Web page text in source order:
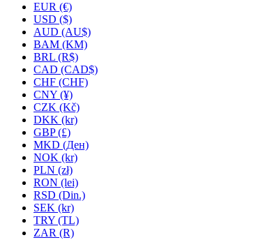
EUR (€)
USD ($)
AUD (AU$)
BAM (KM)
BRL (R$)
CAD (CAD$)
CHF (CHF)
CNY (¥)
CZK (Kč)
DKK (kr)
GBP (£)
MKD (Ден)
NOK (kr)
PLN (zł)
RON (lei)
RSD (Din.)
SEK (kr)
TRY (TL)
ZAR (R)